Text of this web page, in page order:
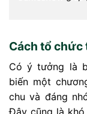
Cách tổ
Có ý tưởng là
biến một
chu và đáng
Đây cũng là khó